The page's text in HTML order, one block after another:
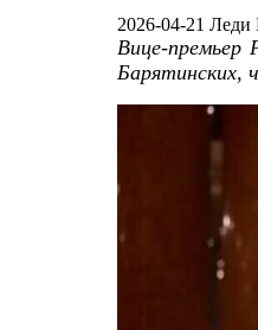
2026-04-21 Леди
Вице-премьер
Барятинских,